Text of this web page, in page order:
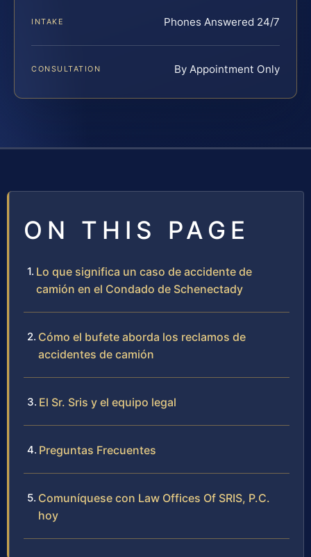
INTAKE Phones Answered 24/7
CONSULTATION By Appointment Only
ON THIS PAGE
Lo que significa un caso de accidente de
camión en el Condado de Schenectady
Cómo el bufete aborda los reclamos de
accidentes de camión
El Sr. Sris y el equipo legal
Preguntas Frecuentes
Comuníquese con Law Offices Of SRIS, P.C.
hoy